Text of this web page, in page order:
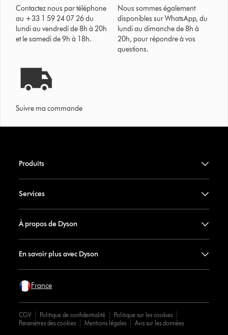
Contactez nous par téléphone
au +33 1 59 24 07 26 du
lundi au vendredi de 8h à 20h
et le samedi de 9h à 18h.
Nous sommes également
disponibles sur WhatsApp, du
lundi au dimanche de 8h à
20h, pour répondre à vos
questions.
Suivre ma commande
Produits
Services
À propos de Dyson
En savoir plus avec Dyson
France
CGV Politique de confidentialité
Politique sur les cookies
Paramètres des cookies
Mentions légales Avis sur les données